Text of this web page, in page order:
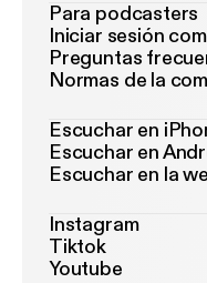
Para podcasters
Iniciar sesión
Preguntas
Normas de la
Escuchar en
Escuchar en
Escuchar en la
Instagram
Tiktok
Youtube